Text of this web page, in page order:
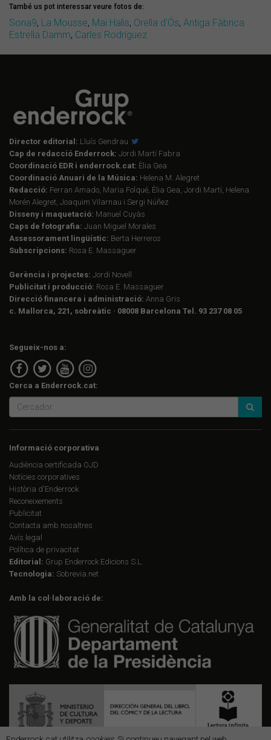
També us pot interessar veure fotos de:
Sona9, La Mousse, Mai Halis, Orella d'Ós, Antiga Fàbrica
Estrella Damm, Carles Rodríguez
Director editorial: Lluís Gendrau
Cap de redacció Enderrock: Jordi Martí Fabra
Coordinació EDR i enderrock.cat: Èlia Gea
Coordinació Anuari de la Música: Helena M. Alegret
Redacció: Ferran Amado, Maria Folqué, Èlia Gea, Jordi Martí, Helena
Morén Alegret, Joaquim Vilarnau i Sergi Núñez
Disseny i maquetació: Manuel Cuyàs
Caps de fotografia: Juan Miguel Morales
Assessorament lingüístic: Berta Herreros
Subscripcions: Rosa E. Massaguer
Gerència i projectes: Jordi Novell
Publicitat i producció: Rosa E. Massaguer
Direcció financera i administració: Anna Gris
c. Mallorca, 221, sobreàtic · 08008 Barcelona Tel. 93 237 08 05
Segueix-nos a:
Cerca a Enderrock.cat:
Informació corporativa
Audiència certificada OJD
Notícies corporatives
Història d'Enderrock
Reconeixements
Publicitat
Contacta amb nosaltres
Avís legal
Política de privacitat
Editorial: Grup Enderrock Edicions S.L.
Tecnologia: Sobrevia.net
Amb la col·laboració de: